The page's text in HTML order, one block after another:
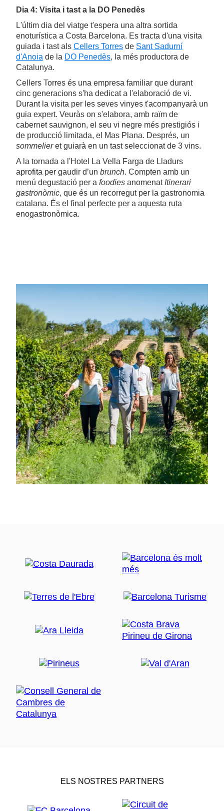
Dia 4: Visita i tast a la DO Penedès
L'últim dia del viatge t'espera una altra sortida
enoturística a Costa Barcelona. Es tracta d'una visita
guiada i tast als Cellers Torres de Sant Sadurní
d'Anoia de la DO Penedès, la més productora de
Catalunya.
Cellers Torres és una empresa familiar que durant
cinc generacions s'ha dedicat a l'elaboració de vi.
Durant la visita per les seves vinyes t'acompanyarà un
guia expert. Veuràs on s'elabora, amb raïm de
cabernet sauvignon, el seu vi negre més prestigiós i
de producció limitada, el Mas Plana. Després, un
sommelieret guiarà en un tast seleccionat de 3 vins.
A la tornada a l'Hotel La Vella Farga de Lladurs
aprofita per gaudir d’un brunch. Compten amb un
menú degustació per a foodies anomenat Itinerari
gastronòmic, que és un recorregut per la gastronomia
catalana. És el final perfecte per a aquesta ruta
enogastronòmica.
ELS NOSTRES PARTNERS